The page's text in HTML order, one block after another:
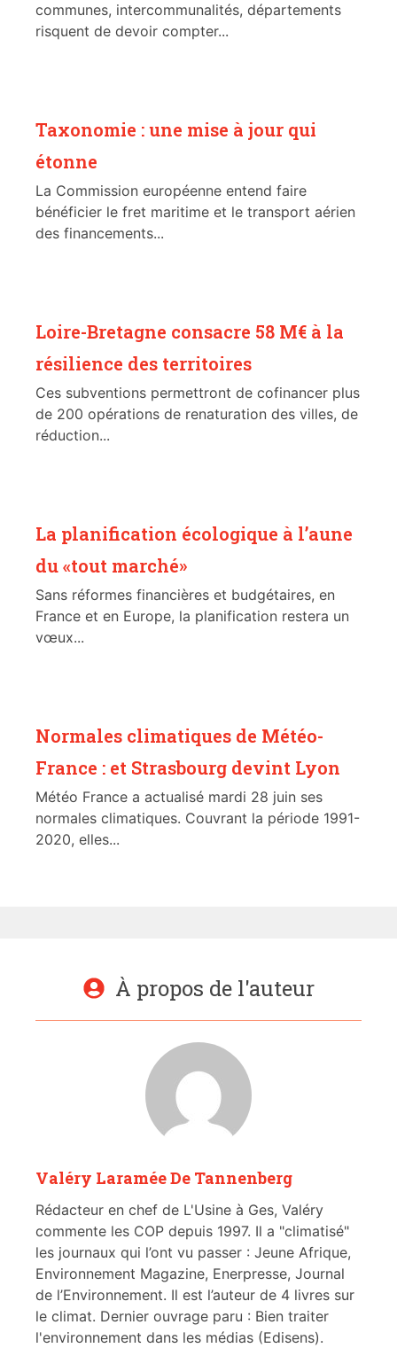
communes, intercommunalités, départements
risquent de devoir compter...
Taxonomie : une mise à jour qui
étonne
La Commission européenne entend faire
bénéficier le fret maritime et le transport aérien
des financements...
Loire-Bretagne consacre 58 M€ à la
résilience des territoires
Ces subventions permettront de cofinancer plus
de 200 opérations de renaturation des villes, de
réduction...
La planification écologique à l’aune
du «tout marché»
Sans réformes financières et budgétaires, en
France et en Europe, la planification restera un
vœux...
Normales climatiques de Météo-
France : et Strasbourg devint Lyon
Météo France a actualisé mardi 28 juin ses
normales climatiques. Couvrant la période 1991-
2020, elles...
À propos de l'auteur
Valéry Laramée De Tannenberg
Rédacteur en chef de L'Usine à Ges, Valéry
commente les COP depuis 1997. Il a "climatisé"
les journaux qui l’ont vu passer : Jeune Afrique,
Environnement Magazine, Enerpresse, Journal
de l’Environnement. Il est l’auteur de 4 livres sur
le climat. Dernier ouvrage paru : Bien traiter
l'environnement dans les médias (Edisens).